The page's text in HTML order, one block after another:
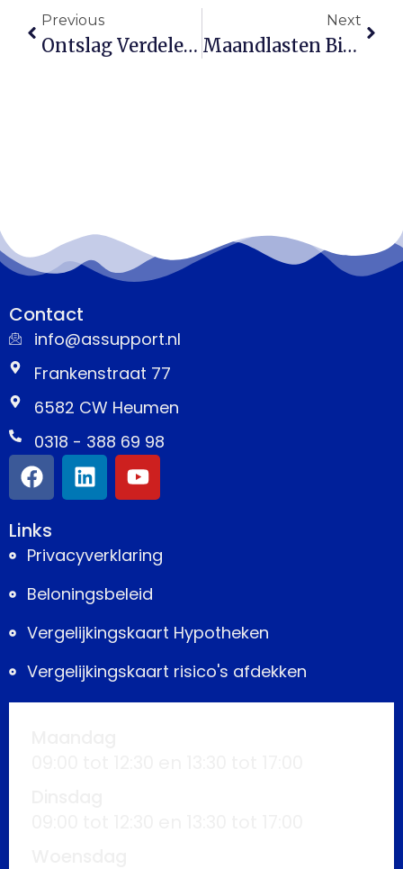
Previous
Ontslag Verdelen Over Leeftijdsgroepen: Zo Werkt Het Afspiegelingsbeginsel
Next
Maandlasten Bij Een Koopwoning: Waar Je Allemaal Rekening Mee Moet Houden
Contact
info@assupport.nl
Frankenstraat 77
6582 CW Heumen
0318 - 388 69 98
Links
Privacyverklaring
Beloningsbeleid
Vergelijkingskaart Hypotheken
Vergelijkingskaart risico's afdekken